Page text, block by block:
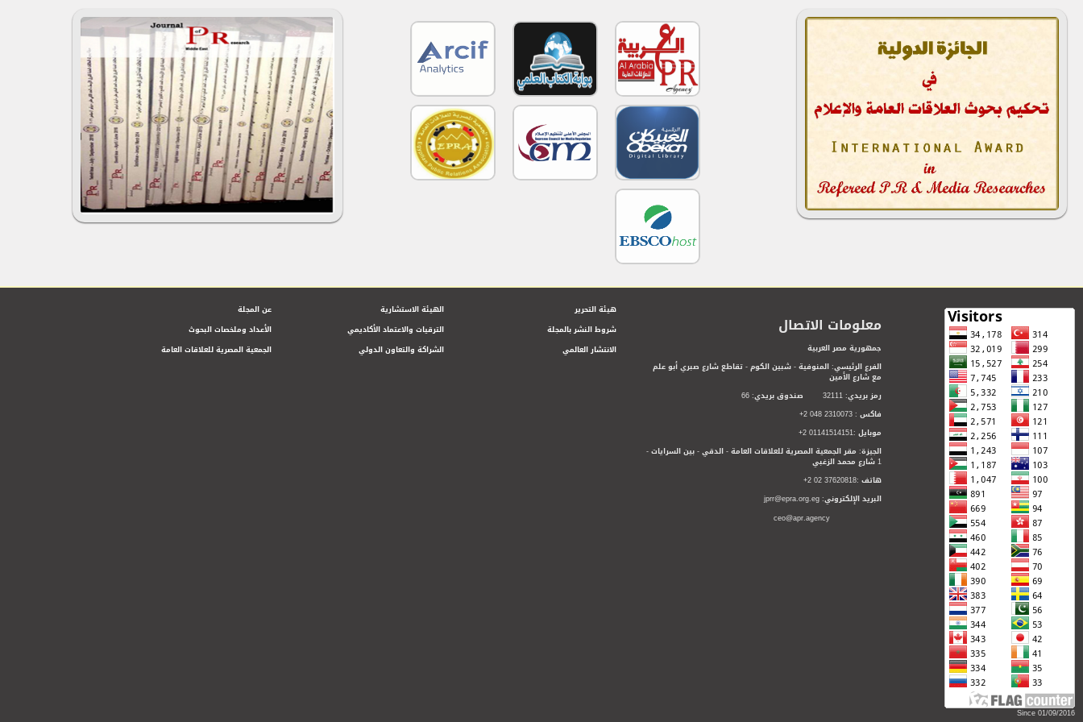
Since 01/09/2016
معلومات الاتصال
جمهورية مصر العربية
الفرع الرئيسي: المنوفية - شبين الكوم - تقاطع شارع صبري أبو علم
مع شارع الأمين
رمز بريدي: 32111 صندوق بريدي: 66
فاكس : 2310073 048 2+
موبايل :01141514151 2+
الجيزة: مقر الجمعية المصرية للعلاقات العامة - الدقي - بين السرايات -
1 شارع محمد الزغبي
هاتف :37620818 02 2+
البريد الإلكتروني: jprr@epra.org.eg
هيئة التحرير الهيئة الاستشارية
عن المجلة
شروط النشر بالمجلة
الترقيات والاعتماد الأكاديمي
الأعداد وملخصات البحوث
الانتشار العالمي
الشراكة والتعاون الدولي الجمعية المصرية للعلاقات العامة